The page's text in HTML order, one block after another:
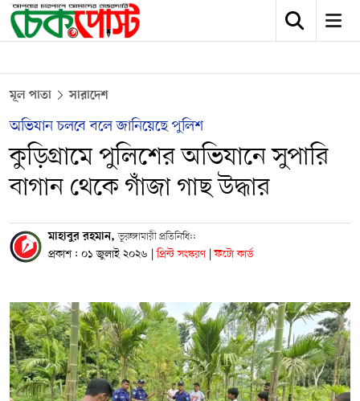
মূল পাতা সারাদেশ
অভিযান চলবে বলে জানিয়েছে পুলিশ
কুড়িগ্রামে পুলিশের অভিযানে সুপারি
বাগান থেকে গাঁজা গাছ উদ্ধার
মাহাবুর রহমান,ভূরুঙ্গামারী প্রতিনিধি::
প্রকাশ : ০১ জুলাই ২০২৬ | প্রিন্ট সংস্করণ | ফটো কার্ড